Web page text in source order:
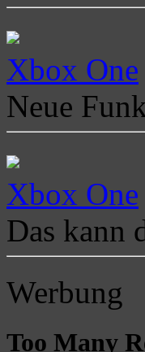
Xbox One
Neue
Xbox One
Das kann
Werbung